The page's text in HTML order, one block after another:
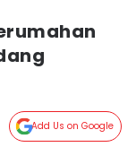
Add Us on Google